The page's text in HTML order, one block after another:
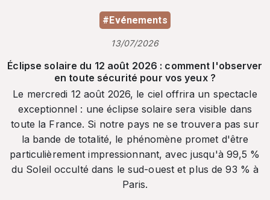
#Evénements
13/07/2026
Éclipse solaire du 12 août 2026 : comment l'observer
en toute sécurité pour vos yeux ?
Le mercredi 12 août 2026, le ciel offrira un spectacle
exceptionnel : une éclipse solaire sera visible dans
toute la France. Si notre pays ne se trouvera pas sur
la bande de totalité, le phénomène promet d'être
particulièrement impressionnant, avec jusqu'à 99,5 %
du Soleil occulté dans le sud-ouest et plus de 93 % à
Paris.